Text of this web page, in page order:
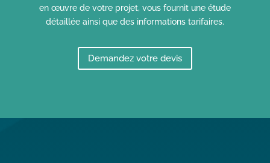
en œuvre de votre projet, vous fournit une étude
détaillée ainsi que des informations tarifaires.
Demandez votre devis